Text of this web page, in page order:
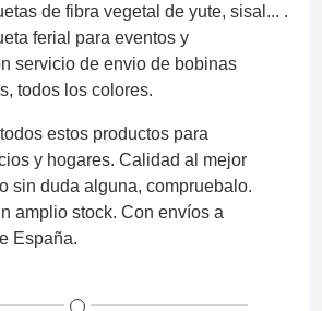
de fibra vegetal de yute, sisal... .
ferial para eventos y
servicio de envio de bobinas
todos los colores.
estos productos para
y hogares. Calidad al mejor
sin duda alguna, compruebalo.
amplio stock. Con envíos a
España.